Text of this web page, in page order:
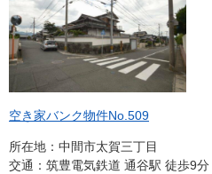
空き家バンク物件No.509
所在地：中間市太賀三丁目
交通：筑豊電気鉄道 通谷駅 徒歩9分